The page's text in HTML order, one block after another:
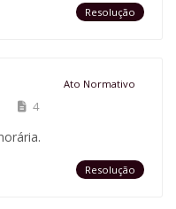
Resolução
Ato Normativo
4
Resolução